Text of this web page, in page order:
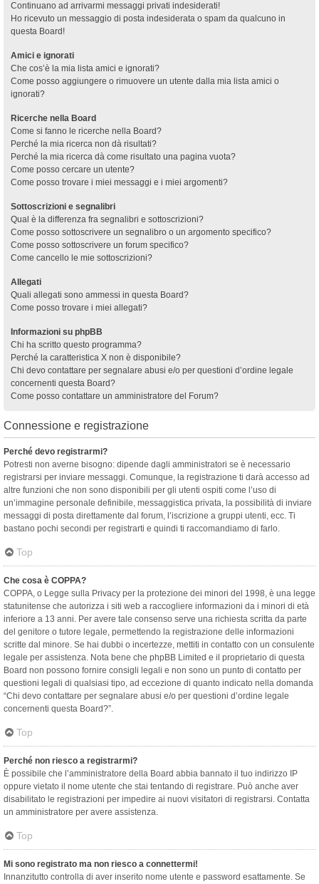
Continuano ad arrivarmi messaggi privati indesiderati!
Ho ricevuto un messaggio di posta indesiderata o spam da qualcuno in
questa Board!
Amici e ignorati
Che cos’è la mia lista amici e ignorati?
Come posso aggiungere o rimuovere un utente dalla mia lista amici o
ignorati?
Ricerche nella Board
Come si fanno le ricerche nella Board?
Perché la mia ricerca non dà risultati?
Perché la mia ricerca dà come risultato una pagina vuota?
Come posso cercare un utente?
Come posso trovare i miei messaggi e i miei argomenti?
Sottoscrizioni e segnalibri
Qual è la differenza fra segnalibri e sottoscrizioni?
Come posso sottoscrivere un segnalibro o un argomento specifico?
Come posso sottoscrivere un forum specifico?
Come cancello le mie sottoscrizioni?
Allegati
Quali allegati sono ammessi in questa Board?
Come posso trovare i miei allegati?
Informazioni su phpBB
Chi ha scritto questo programma?
Perché la caratteristica X non è disponibile?
Chi devo contattare per segnalare abusi e/o per questioni d’ordine legale
concernenti questa Board?
Come posso contattare un amministratore del Forum?
Connessione e registrazione
Perché devo registrarmi?
Potresti non averne bisogno: dipende dagli amministratori se è necessario
registrarsi per inviare messaggi. Comunque, la registrazione ti darà accesso ad
altre funzioni che non sono disponibili per gli utenti ospiti come l’uso di
un’immagine personale definibile, messaggistica privata, la possibilità di inviare
messaggi di posta direttamente dal forum, l’iscrizione a gruppi utenti, ecc. Ti
bastano pochi secondi per registrarti e quindi ti raccomandiamo di farlo.
Top
Che cosa è COPPA?
COPPA, o Legge sulla Privacy per la protezione dei minori del 1998, è una legge
statunitense che autorizza i siti web a raccogliere informazioni da i minori di età
inferiore a 13 anni. Per avere tale consenso serve una richiesta scritta da parte
del genitore o tutore legale, permettendo la registrazione delle informazioni
scritte dal minore. Se hai dubbi o incertezze, mettiti in contatto con un consulente
legale per assistenza. Nota bene che phpBB Limited e il proprietario di questa
Board non possono fornire consigli legali e non sono un punto di contatto per
questioni legali di qualsiasi tipo, ad eccezione di quanto indicato nella domanda
“Chi devo contattare per segnalare abusi e/o per questioni d’ordine legale
concernenti questa Board?”.
Top
Perché non riesco a registrarmi?
È possibile che l’amministratore della Board abbia bannato il tuo indirizzo IP
oppure vietato il nome utente che stai tentando di registrare. Può anche aver
disabilitato le registrazioni per impedire ai nuovi visitatori di registrarsi. Contatta
un amministratore per avere assistenza.
Top
Mi sono registrato ma non riesco a connettermi!
Innanzitutto controlla di aver inserito nome utente e password esattamente. Se